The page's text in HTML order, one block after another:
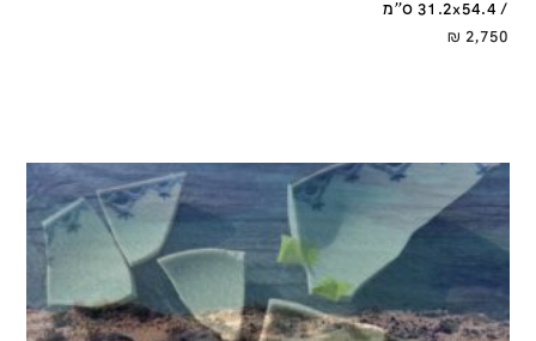
/ 31.2x54.4 ס''מ
2,750
₪